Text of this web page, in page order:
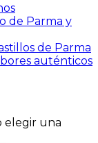
de Parma y
de Parma
auténticos
elegir una